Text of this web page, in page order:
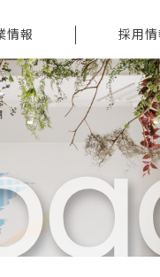
情報
ージ
採用情